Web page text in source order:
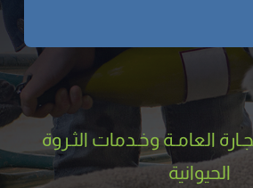
العامـة وخـدمات الثـروة
الحيوانية